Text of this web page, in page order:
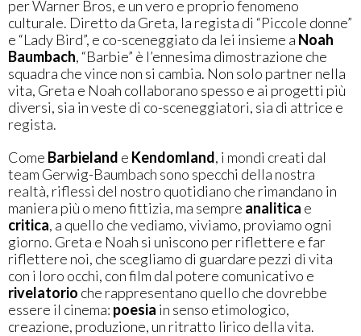
per Warner Bros, e un vero e proprio fenomeno
culturale. Diretto da Greta, la regista di “Piccole donne”
e “Lady Bird”, e co-sceneggiato da lei insieme a Noah
Baumbach, “Barbie” è l’ennesima dimostrazione che
squadra che vince non si cambia. Non solo partner nella
vita, Greta e Noah collaborano spesso e ai progetti più
diversi, sia in veste di co-sceneggiatori, sia di attrice e
regista.
Come Barbieland e Kendomland, i mondi creati dal
team Gerwig-Baumbach sono specchi della nostra
realtà, riflessi del nostro quotidiano che rimandano in
maniera più o meno fittizia, ma sempre analitica e
critica, a quello che vediamo, viviamo, proviamo ogni
giorno. Greta e Noah si uniscono per riflettere e far
riflettere noi, che scegliamo di guardare pezzi di vita
con i loro occhi, con film dal potere comunicativo e
rivelatorio che rappresentano quello che dovrebbe
essere il cinema: poesia in senso etimologico,
creazione, produzione, un ritratto lirico della vita.